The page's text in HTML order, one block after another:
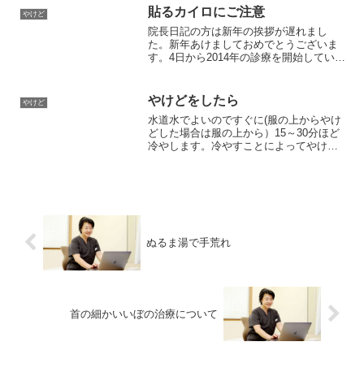
の場合は低体温にならないように冷やし
すぎに注意が必要で...
やけど 貼るカイロにご注意
院長日記の方は新年の挨拶が遅れまし
た。新年あけましておめでとうございま
す。4日から2014年の診療を開始していま
頑張っていこうと思います。どうぞよろ
しくお願いいたしま...
やけど やけどをしたら
水道水でよいのですぐに(服の上からやけ
どした場合は服の上から）15～30分ほど
冷やします。冷やすことによってやけど
ぬるま湯で手荒れ
首の細かいいぼの治療について